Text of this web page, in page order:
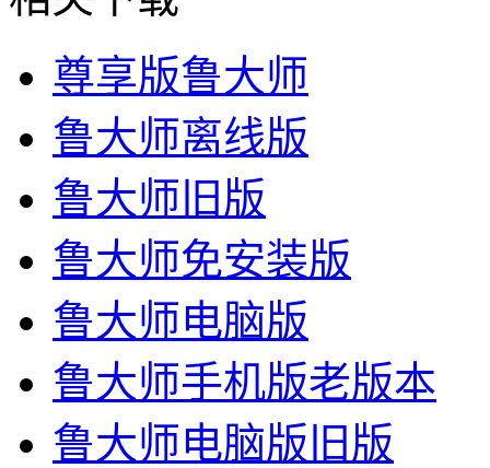
尊享版鲁大师
鲁大师离线版
鲁大师旧版
鲁大师免安装版
鲁大师电脑版
鲁大师手机版老版本
鲁大师电脑版旧版